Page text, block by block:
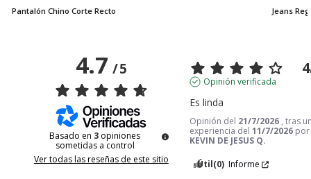
Pantalón Chino Corte Recto
Jeans
4.7/5
Basado en 3 opiniones
sometidas a control
Ver todas las reseñas de este sitio
4
Opinión verificada
Es linda
Opinión del 21/7/2026 , tras
experiencia del11/7/2026 por
KEVIN DE JESUS Q.
Útil(0) Informe